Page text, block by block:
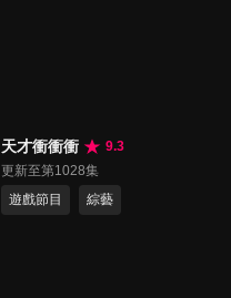
天才衝衝衝
9.3
更新至第1028集
遊戲節目
綜藝